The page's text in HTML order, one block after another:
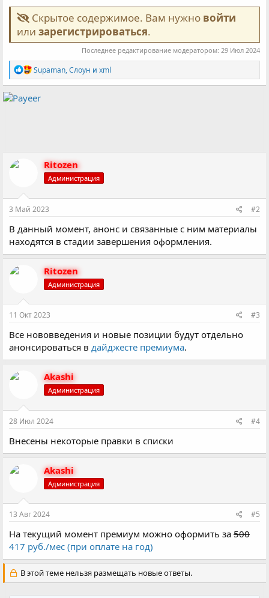
Стартовый набор для «Симбы»;
Выгрузки из Keyso, Semrush и тд.
Продажа поинтов (Pn);
Доступ к «Симфейсу»;
Участие в раздачах «Шрёдингер»;
Мониторинг доступности сайтов;
ТГ-бот;
Скрытое содержимое. Вам нужно войти
или зарегистрироваться.
Последнее редактирование модератором: 29 Июл 2024
Р
е
а
к
Supaman,Слоун и xml
Ritozen
Администрация
3 Май 2023 #2
В данный момент, анонс и связанные с ним материалы
находятся в стадии завершения оформления.
Ritozen
Администрация
11 Окт 2023 #3
Все нововведения и новые позиции будут отдельно
анонсироваться в дайджесте премиума.
Akashi
Администрация
28 Июл 2024 #4
Внесены некоторые правки в списки
Akashi
Администрация
13 Авг 2024 #5
На текущий момент премиум можно оформить за 500
417 руб./мес (при оплате на год)
В этой теме нельзя размещать новые ответы.